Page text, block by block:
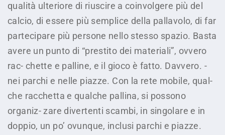
qualità ulteriore di riuscire a coinvolgere più del
calcio, di essere più semplice della pallavolo, di far
partecipare più persone nello stesso spazio. Basta
avere un punto di “prestito dei materiali”, ovvero
rac- chette e palline, e il gioco è fatto. Davvero. -
nei parchi e nelle piazze. Con la rete mobile, qual-
che racchetta e qualche pallina, si possono
organiz- zare divertenti scambi, in singolare e in
doppio, un po’ ovunque, inclusi parchi e piazze.